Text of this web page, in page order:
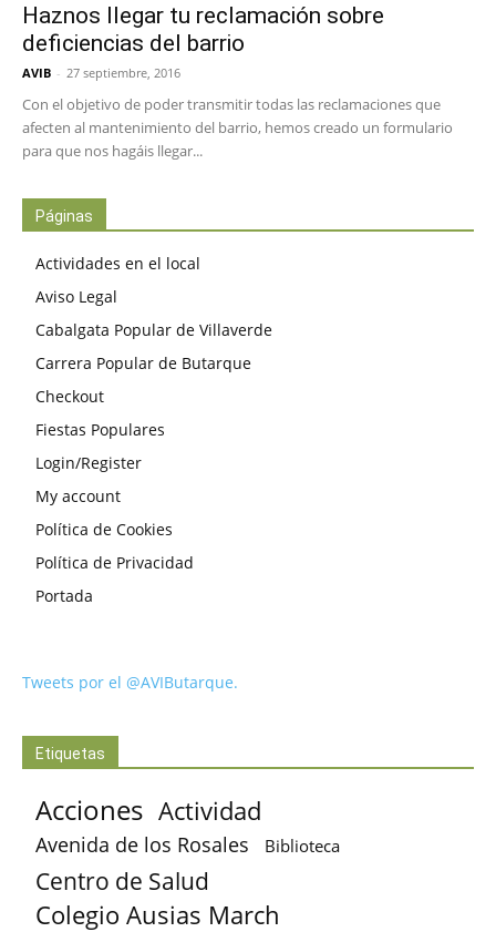
Haznos llegar tu reclamación sobre
deficiencias del barrio
AVIB - 27 septiembre, 2016
Con el objetivo de poder transmitir todas las reclamaciones que
afecten al mantenimiento del barrio, hemos creado un formulario
para que nos hagáis llegar...
Páginas
Actividades en el local
Aviso Legal
Cabalgata Popular de Villaverde
Carrera Popular de Butarque
Checkout
Fiestas Populares
Login/Register
My account
Política de Cookies
Política de Privacidad
Portada
Tweets por el @AVIButarque.
Etiquetas
Acciones Actividad
Avenida de los Rosales Biblioteca
Centro de Salud
Colegio Ausias March